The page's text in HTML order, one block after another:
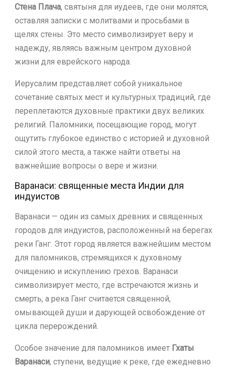
Стена Плача, святыня для иудеев, где они молятся,
оставляя записки с молитвами и просьбами в
щелях стены. Это место символизирует веру и
надежду, являясь важным центром духовной
жизни для еврейского народа.
Иерусалим представляет собой уникальное
сочетание святых мест и культурных традиций, где
переплетаются духовные практики двух великих
религий. Паломники, посещающие город, могут
ощутить глубокое единство с историей и духовной
силой этого места, а также найти ответы на
важнейшие вопросы о вере и жизни.
Варанаси: священные места Индии для
индуистов
Варанаси — один из самых древних и священных
городов для индуистов, расположенный на берегах
реки Ганг. Этот город является важнейшим местом
для паломников, стремящихся к духовному
очищению и искуплению грехов. Варанаси
символизирует место, где встречаются жизнь и
смерть, а река Ганг считается священной,
омывающей души и дарующей освобождение от
цикла перерождений.
Особое значение для паломников имеет Гхаты
Варанаси, ступени, ведущие к реке, где ежедневно